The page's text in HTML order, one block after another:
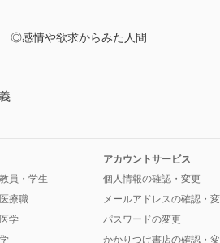
情や欲求からみた人間
員・学生
療職
学
アカウントサービス
個人情報の確認・変更
メールアドレスの確認・
パスワードの変更
かかりつけ書店の確認・